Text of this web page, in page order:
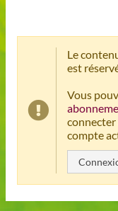
Le
est
Vous
connecter
compte